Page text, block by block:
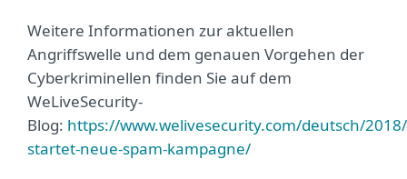
Weitere Informationen zur aktuellen
Angriffswelle und dem genauen Vorgehen der
Cyberkriminellen finden Sie auf dem
WeLiveSecurity-
Blog: https://www.welivesecurity.com/deutsch/
startet-neue-spam-kampagne/